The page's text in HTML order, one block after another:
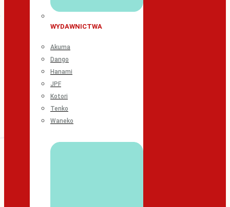
WYDAWNICTWA
Akuma
Dango
Hanami
JPF
Kotori
Tenko
Waneko